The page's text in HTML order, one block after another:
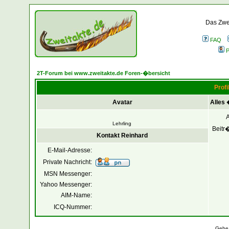
Das
FAQ
2T-Forum bei www.zweitakte.de Foren-�bersicht
Avatar Alles
Lehrling
Kontakt Reinhard
E-Mail-Adresse:
Private Nachricht:
MSN Messenger:
Yahoo Messenger:
AIM-Name:
ICQ-Nummer: